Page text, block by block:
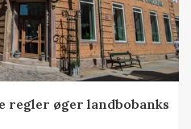
regler øger landbobanks